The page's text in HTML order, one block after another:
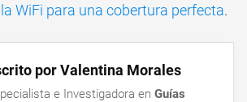
WiFi para una cobertura perfecta.
por Valentina Morales
e Investigadora en Guías